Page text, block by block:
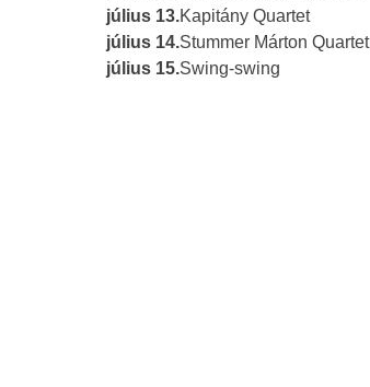
július 13.Kapitány Quartet
július 14.Stummer Márton Quartet
július 15.Swing-swing